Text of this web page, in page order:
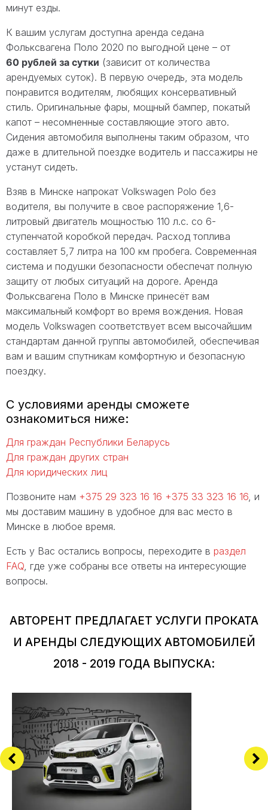
минут езды.
К вашим услугам доступна аренда седана
Фольксвагена Поло 2020 по выгодной цене – от
60 рублей за сутки (зависит от количества
арендуемых суток). В первую очередь, эта модель
понравится водителям, любящих консервативный
стиль. Оригинальные фары, мощный бампер, покатый
капот – несомненные составляющие этого авто.
Сидения автомобиля выполнены таким образом, что
даже в длительной поездке водитель и пассажиры не
устанут сидеть.
Взяв в Минске напрокат Volkswagen Polo без
водителя, вы получите в свое распоряжение 1,6-
литровый двигатель мощностью 110 л.с. со 6-
ступенчатой коробкой передач. Расход топлива
составляет 5,7 литра на 100 км пробега. Современная
система и подушки безопасности обеспечат полную
защиту от любых ситуаций на дороге. Аренда
Фольксвагена Поло в Минске принесёт вам
максимальный комфорт во время вождения. Новая
модель Volkswagen соответствует всем высочайшим
стандартам данной группы автомобилей, обеспечивая
вам и вашим спутникам комфортную и безопасную
поездку.
С условиями аренды сможете
ознакомиться ниже:
Для граждан Республики Беларусь
Для граждан других стран
Для юридических лиц
Позвоните нам +375 29 323 16 16 +375 33 323 16 16, и
мы доставим машину в удобное для вас место в
Минске в любое время.
Есть у Вас остались вопросы, переходите в раздел
FAQ, где уже собраны все ответы на интересующие
вопросы.
АВТОРЕНТ ПРЕДЛАГАЕТ УСЛУГИ ПРОКАТА
И АРЕНДЫ СЛЕДУЮЩИХ АВТОМОБИЛЕЙ
2018 - 2019 ГОДА ВЫПУСКА: